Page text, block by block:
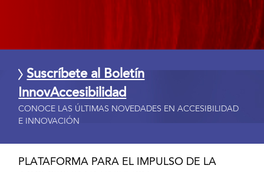
Suscríbete al Boletín
InnovAccesibilidad
CONOCE LAS ÚLTIMAS NOVEDADES EN ACCESIBILIDAD
E INNOVACIÓN
PLATAFORMA PARA EL IMPULSO DE LA